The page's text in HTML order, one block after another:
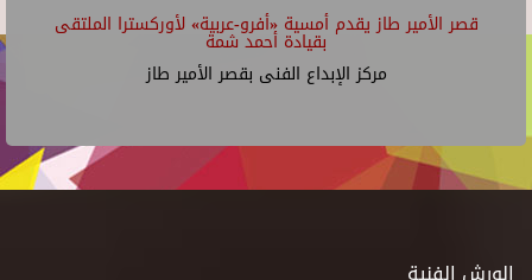
قصر الأمير طاز يقدم أمسية «أفرو-عربية» لأوركسترا الملتقى
بقيادة أحمد شمة
مركز الإبداع الفنى بقصر الأمير طاز